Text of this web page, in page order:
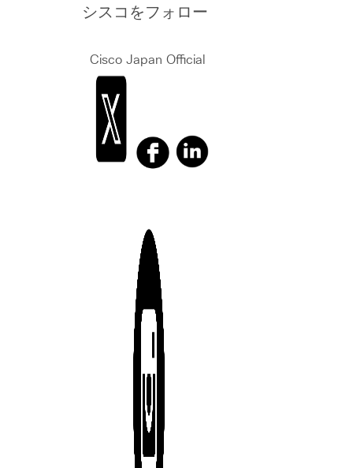
シスコをフォロー
Cisco Japan Official